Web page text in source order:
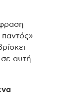
παντός»
αυτή